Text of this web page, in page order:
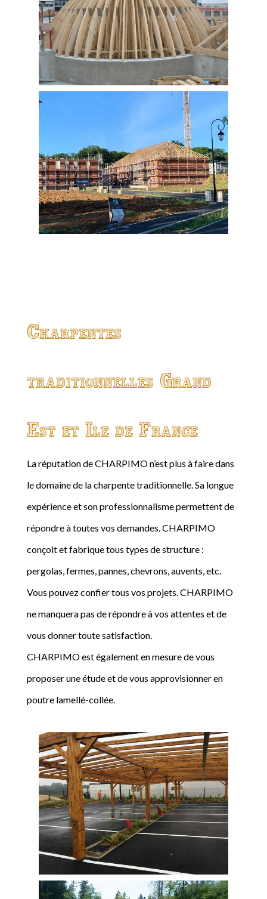
Charpentes
traditionnelles Grand
Est et Ile de France
La réputation de CHARPIMO n’est plus à faire dans
le domaine de la charpente traditionnelle. Sa longue
expérience et son professionnalisme permettent de
répondre à toutes vos demandes. CHARPIMO
conçoit et fabrique tous types de structure :
pergolas, fermes, pannes, chevrons, auvents, etc.
Vous pouvez confier tous vos projets. CHARPIMO
ne manquera pas de répondre à vos attentes et de
vous donner toute satisfaction.
CHARPIMO est également en mesure de vous
proposer une étude et de vous approvisionner en
poutre lamellé-collée.